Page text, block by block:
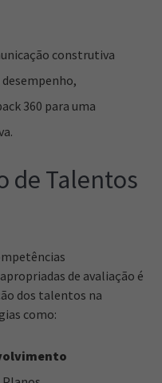
construtiva
360 para uma
de Talentos
de avaliação é
dos talentos na
como: